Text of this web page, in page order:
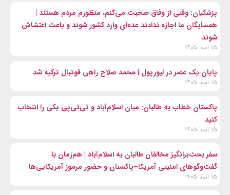
پزشکیان: وقتی از وفاق صحبت می‌کنم، منظورم مردم هستند |
همسایگان ما اجازه ندادند عده‌ای وارد کشور شوند و باعث اغتشاش
شوند
۱۵ اسد ۱۴۰۵
پایان یک عصر در لیورپول | محمد صلاح راهی فوتبال ترکیه شد
۱۵ اسد ۱۴۰۵
پاکستان خطاب به طالبان: میان اسلام‌آباد و تی‌تی‌پی یکی را انتخاب
کنید
۱۵ اسد ۱۴۰۵
سفر بحث‌برانگیز مخالفان طالبان به اسلام‌آباد | هم‌زمان با
گفت‌وگوهای امنیتی آمریکا–پاکستان و حضور مرموز آمریکایی‌ها
۱۵ اسد ۱۴۰۵